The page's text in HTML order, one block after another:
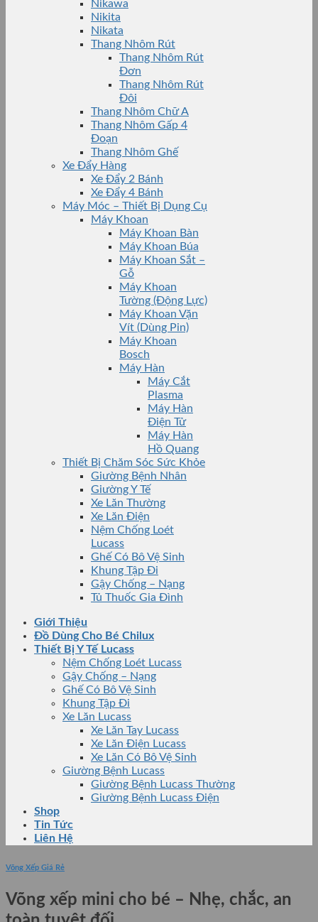
Nikawa
Nikita
Nikata
Thang Nhôm Rút
Thang Nhôm Rút
Đơn
Thang Nhôm Rút
Đôi
Thang Nhôm Chữ A
Thang Nhôm Gấp 4
Đoạn
Thang Nhôm Ghế
Xe Đẩy Hàng
Xe Đẩy 2 Bánh
Xe Đẩy 4 Bánh
Máy Móc – Thiết Bị Dụng Cụ
Máy Khoan
Máy Khoan Bàn
Máy Khoan Búa
Máy Khoan Sắt –
Gỗ
Máy Khoan
Tường (Động Lực)
Máy Khoan Vặn
Vít (Dùng Pin)
Máy Khoan
Bosch
Máy Hàn
Máy Cắt
Plasma
Máy Hàn
Điện Tử
Máy Hàn
Hồ Quang
Thiết Bị Chăm Sóc Sức Khỏe
Giường Bệnh Nhân
Giường Y Tế
Xe Lăn Thường
Xe Lăn Điện
Nệm Chống Loét
Lucass
Ghế Có Bô Vệ Sinh
Khung Tập Đi
Gậy Chống – Nạng
Tủ Thuốc Gia Đình
Giới Thiệu
Đồ Dùng Cho Bé Chilux
Thiết Bị Y Tế Lucass
Nệm Chống Loét Lucass
Gậy Chống – Nạng
Ghế Có Bô Vệ Sinh
Khung Tập Đi
Xe Lăn Lucass
Xe Lăn Tay Lucass
Xe Lăn Điện Lucass
Xe Lăn Có Bô Vệ Sinh
Giường Bệnh Lucass
Giường Bệnh Lucass Thường
Giường Bệnh Lucass Điện
Shop
Tin Tức
Liên Hệ
Võng Xếp Giá Rẻ
Võng xếp mini cho bé – Nhẹ, chắc, an